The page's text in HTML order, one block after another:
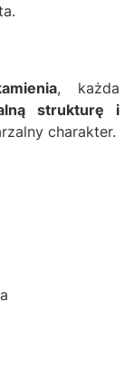
, każda
strukturę i
charakter.